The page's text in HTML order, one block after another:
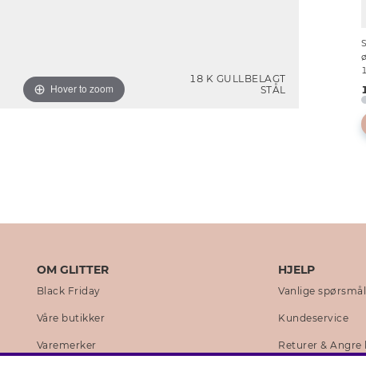
18 K GULLBELAGT
STÅL
Hover to zoom
OM GLITTER
Black Friday
Våre butikker
Varemerker
HJELP
Vanlige spørsmål
Kundeservice
Returer & Angre